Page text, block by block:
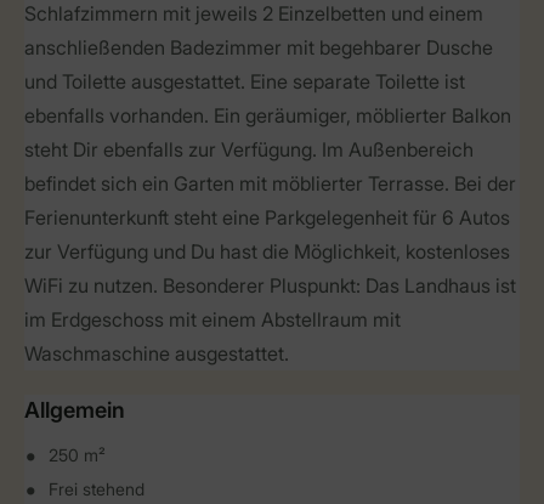
Schlafzimmern mit jeweils 2 Einzelbetten und einem
anschließenden Badezimmer mit begehbarer Dusche
und Toilette ausgestattet. Eine separate Toilette ist
ebenfalls vorhanden. Ein geräumiger, möblierter Balkon
steht Dir ebenfalls zur Verfügung. Im Außenbereich
befindet sich ein Garten mit möblierter Terrasse. Bei der
Ferienunterkunft steht eine Parkgelegenheit für 6 Autos
zur Verfügung und Du hast die Möglichkeit, kostenloses
WiFi zu nutzen. Besonderer Pluspunkt: Das Landhaus ist
im Erdgeschoss mit einem Abstellraum mit
Waschmaschine ausgestattet.
Allgemein
250 m²
Frei stehend